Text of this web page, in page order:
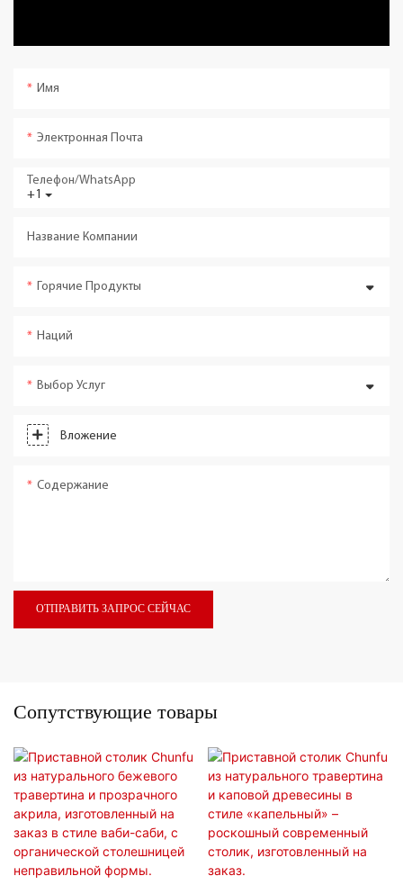
Имя
Электронная Почта
+1
Телефон/WhatsApp
Название Компании
Горячие Продукты
Наций
Выбор Услуг
Вложение
Содержание
ОТПРАВИТЬ ЗАПРОС СЕЙЧАС
Сопутствующие товары